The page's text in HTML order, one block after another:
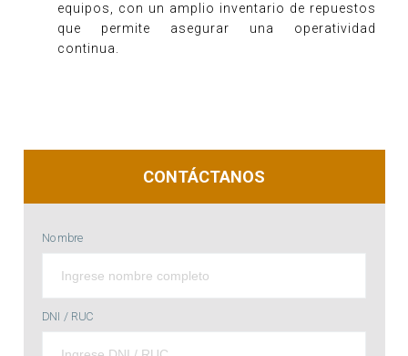
equipos, con un amplio inventario de repuestos
que permite asegurar una operatividad
continua.
CONTÁCTANOS
Nombre
DNI / RUC